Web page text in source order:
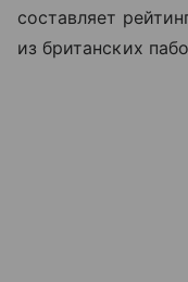
составляет
из британских